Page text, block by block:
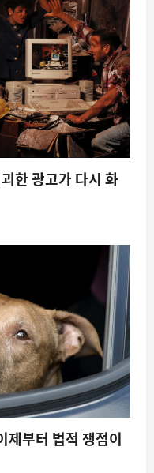
한 광고가 다시 화
부터 법적 쟁점이